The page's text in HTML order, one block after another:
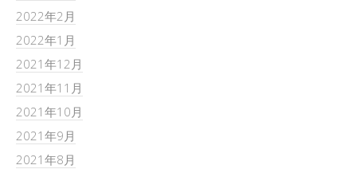
2022年2月
2022年1月
2021年12月
2021年11月
2021年10月
2021年9月
2021年8月